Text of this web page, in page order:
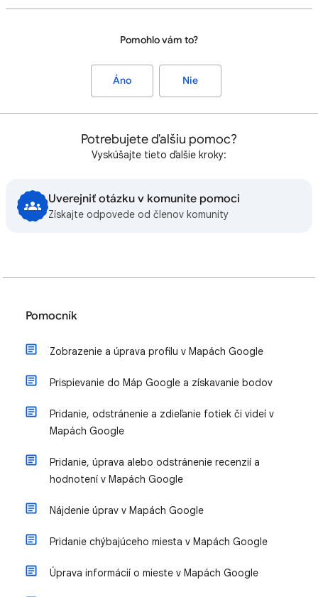
Pomohlo vám to?
Áno Nie
Potrebujete ďalšiu pomoc?
Vyskúšajte tieto ďalšie kroky:
Uverejniť otázku v komunite pomoci
Získajte odpovede od členov komunity
Pomocník
Zobrazenie a úprava profilu v Mapách Google
Prispievanie do Máp Google a získavanie bodov
Pridanie, odstránenie a zdieľanie fotiek či videí v
Mapách Google
Pridanie, úprava alebo odstránenie recenzií a
hodnotení v Mapách Google
Nájdenie úprav v Mapách Google
Pridanie chýbajúceho miesta v Mapách Google
Úprava informácií o mieste v Mapách Google